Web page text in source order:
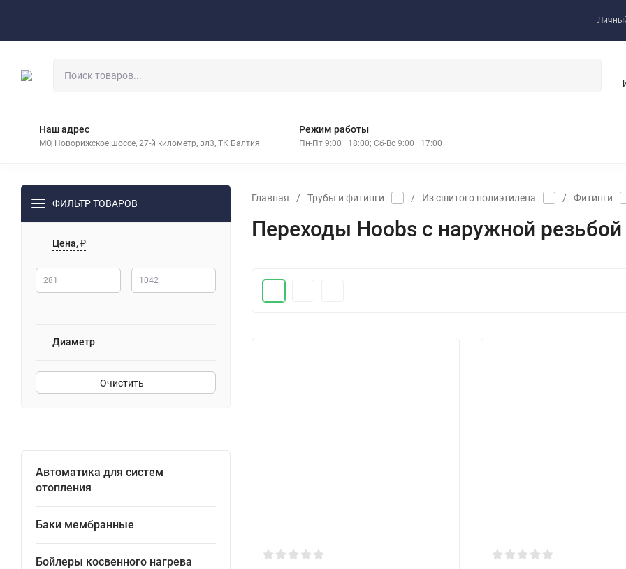
Наш адрес
МО, Новорижское шоссе, 27-й километр, вл3, ТК Балтия
Режим работы
Пн-Пт 9:00—18:00; Сб-Вс 9:00—17:00
ФИЛЬТР ТОВАРОВ
Цена, ₽
Диаметр
Очистить
Автоматика для систем
отопления
Баки мембранные
Бойлеры косвенного нагрева
Главная / Трубы и фитинги / Из сшитого полиэтилена / Фитинги
Переходы Hoobs с наружной резьбой